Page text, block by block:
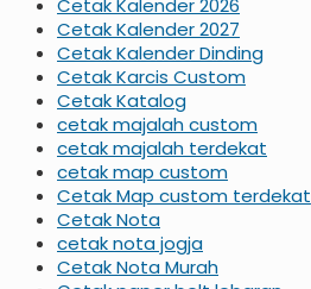
Cetak Kalender 2026
Cetak Kalender 2027
Cetak Kalender Dinding
Cetak Karcis Custom
Cetak Katalog
cetak majalah custom
cetak majalah terdekat
cetak map custom
Cetak Map custom terdekat
Cetak Nota
cetak nota jogja
Cetak Nota Murah